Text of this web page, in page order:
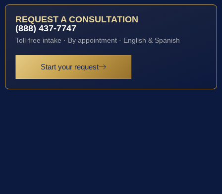
REQUEST A CONSULTATION
(888) 437-7747
Toll-free intake · By appointment · English & Spanish
Start your request